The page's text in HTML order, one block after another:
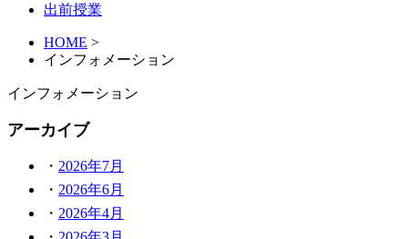
出前授業
HOME >
インフォメーション
インフォメーション
アーカイブ
2026年7月
2026年6月
2026年4月